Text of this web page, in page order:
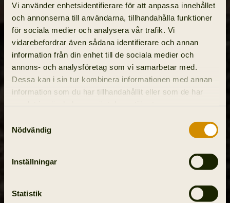
Vi använder enhetsidentifierare för att anpassa innehållet
och annonserna till användarna, tillhandahålla funktioner
för sociala medier och analysera vår trafik. Vi
vidarebefordrar även sådana identifierare och annan
information från din enhet till de sociala medier och
annons- och analysföretag som vi samarbetar med.
Dessa kan i sin tur kombinera informationen med annan
information som du har tillhandahållit eller som de har
Nödvändig
Inställningar
Statistik